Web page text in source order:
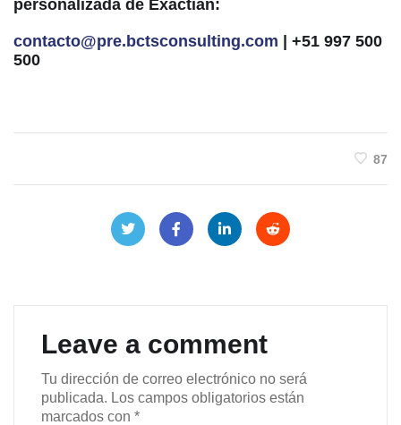
personalizada de Exactian:
contacto@pre.bctsconsulting.com | +51 997 500
500
87
Leave a comment
Tu dirección de correo electrónico no será
publicada. Los campos obligatorios están
marcados con *